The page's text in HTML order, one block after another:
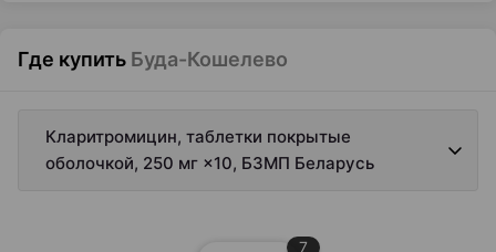
Где купить Буда-Кошелево
Кларитромицин, таблетки покрытые
оболочкой, 250 мг ×10, БЗМП Беларусь
7